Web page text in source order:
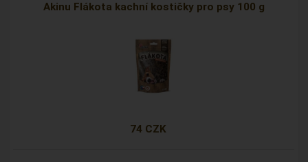
Akinu Flákota kachní kostičky pro psy 100 g
74 CZK